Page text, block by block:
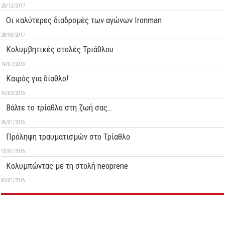
28/12/2017
Οι καλύτερες διαδρομές των αγώνων Ironman
28/08/2017
Κολυμβητικές στολές Τριάθλου
19/07/2016
Καιρός για δίαθλο!
10/03/2016
Βάλτε το τρίαθλο στη ζωή σας…
26/01/2016
Πρόληψη τραυματισμών στο Τρίαθλο
15/01/2016
Κολυμπώντας με τη στολή neoprene
08/01/2016